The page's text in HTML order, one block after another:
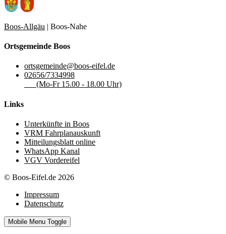
Boos-Allgäu | Boos-Nahe
Ortsgemeinde Boos
ortsgemeinde@boos-eifel.de
02656/7334998
(Mo-Fr 15.00 - 18.00 Uhr)
Links
Unterkünfte in Boos
VRM Fahrplanauskunft
Mitteilungsblatt online
WhatsApp Kanal
VGV Vordereifel
© Boos-Eifel.de 2026
Impressum
Datenschutz
Mobile Menu Toggle